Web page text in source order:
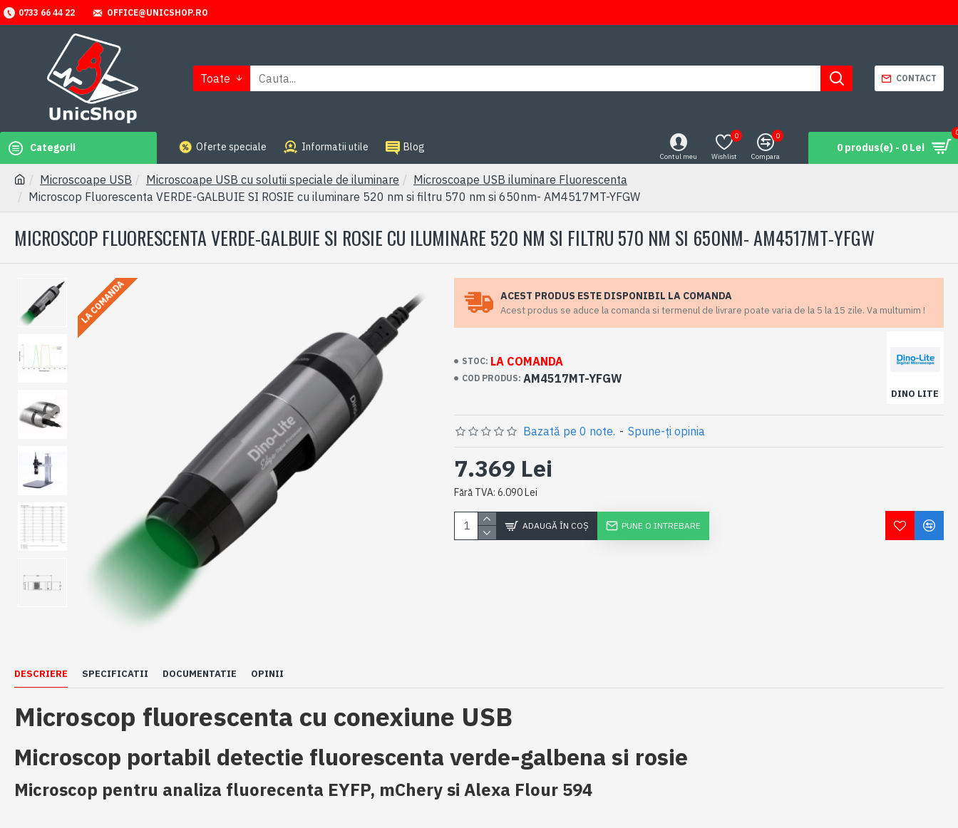
0733 66 44 22 OFFICE@UNICSHOP.RO
Toate CONTACT
Categorii Oferte speciale Informatii utile Blog
Contul meu Wishlist
0
Compara
0
0 produs(e) - 0 Lei
Microscoape USB Microscoape USB cu solutii speciale de iluminare
Microscoape USB iluminare Fluorescenta
Microscop Fluorescenta VERDE-GALBUIE SI ROSIE cu iluminare 520 nm si filtru 570 nm si 650nm- AM4517MT-YFGW
MICROSCOP FLUORESCENTA VERDE-GALBUIE SI ROSIE CU ILUMINARE 520 NM SI FILTRU 570 NM SI 650NM- AM4517MT-YFGW
LA COMANDA ACEST PRODUS ESTE DISPONIBIL LA COMANDA
Acest produs se aduce la comanda si termenul de livrare poate varia de la 5 la 15 zile. Va multumim !
STOC: LA COMANDA
COD PRODUS: AM4517MT-YFGW
DINO LITE
Bazată pe 0 note. - Spune-ţi opinia
7.369 Lei
Fără TVA: 6.090 Lei
ADAUGĂ ÎN COŞ PUNE O INTREBARE
DESCRIERE SPECIFICATII DOCUMENTATIE OPINII
Microscop fluorescenta cu conexiune USB
Microscop portabil detectie fluorescenta verde-galbena si rosie
Microscop pentru analiza fluorecenta EYFP, mChery si Alexa Flour 594